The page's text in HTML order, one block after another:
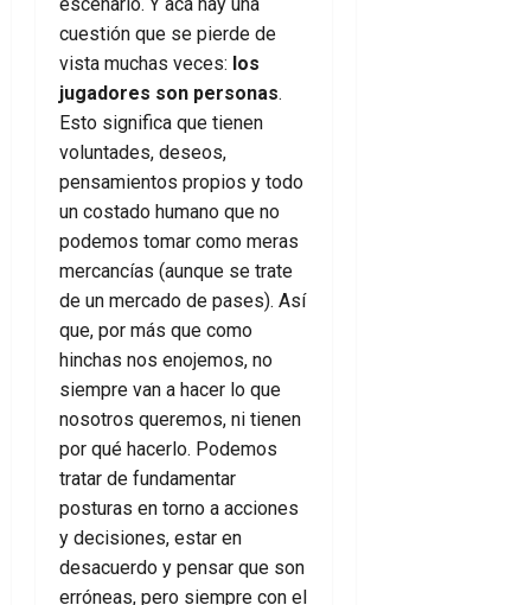
cuestión que se pierde de
vista muchas veces: los
jugadores son personas.
Esto significa que tienen
voluntades, deseos,
pensamientos propios y todo
un costado humano que no
podemos tomar como meras
mercancías (aunque se trate
de un mercado de pases). Así
que, por más que como
hinchas nos enojemos, no
siempre van a hacer lo que
nosotros queremos, ni tienen
por qué hacerlo. Podemos
tratar de fundamentar
posturas en torno a acciones
y decisiones, estar en
desacuerdo y pensar que son
erróneas, pero siempre con el